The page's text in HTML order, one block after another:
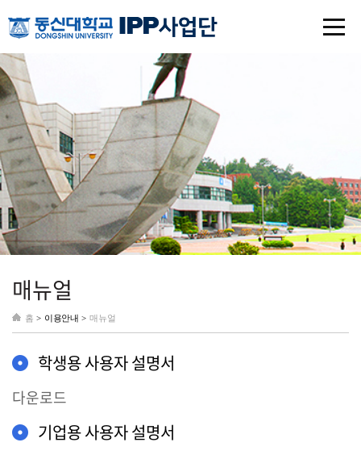
매뉴얼
홈 > 이용안내 > 매뉴얼
학생용 사용자 설명서
다운로드
기업용 사용자 설명서